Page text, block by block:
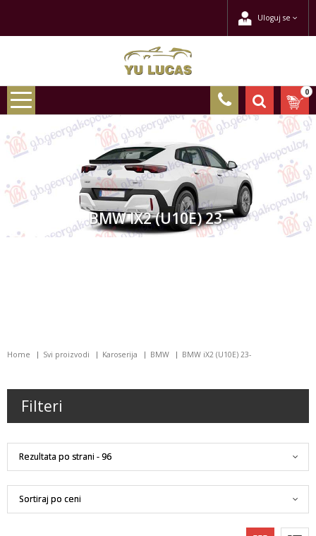
Uloguj se
0
BMW IX2 (U10E) 23-
Home Svi proizvodi Karoserija BMW BMW iX2 (U10E) 23-
Filteri